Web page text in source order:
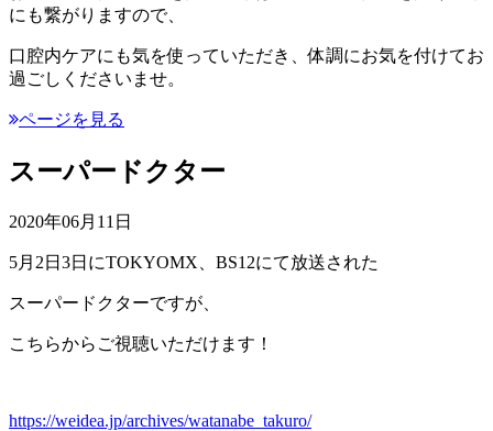
にも繋がりますので、
口腔内ケアにも気を使っていただき、体調にお気を付けてお
過ごしくださいませ。
ページを見る
スーパードクター
2020年06月11日
5月2日3日にTOKYOMX、BS12にて放送された
スーパードクターですが、
こちらからご視聴いただけます！
https://weidea.jp/archives/watanabe_takuro/